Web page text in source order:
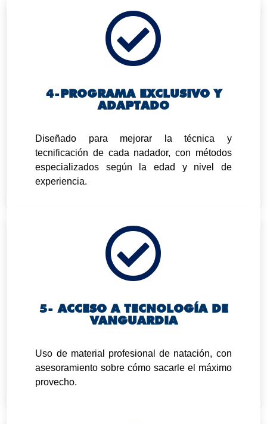

4-PROGRAMA EXCLUSIVO Y
ADAPTADO
Diseñado para mejorar la técnica y
tecnificación de cada nadador, con métodos
especializados según la edad y nivel de
experiencia.

5-ACCESO A TECNOLOGÍA DE
VANGUARDIA
Uso de material profesional de natación, con
asesoramiento sobre cómo sacarle el máximo
provecho.